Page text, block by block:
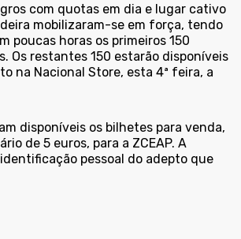
com quotas em dia e lugar cativo
mobilizaram-se em força, tendo
poucas horas os primeiros 150
Os restantes 150 estarão disponíveis
na Nacional Store, esta 4ª feira, a
disponíveis os bilhetes para venda,
de 5 euros, para a ZCEAP. A
pessoal do adepto que